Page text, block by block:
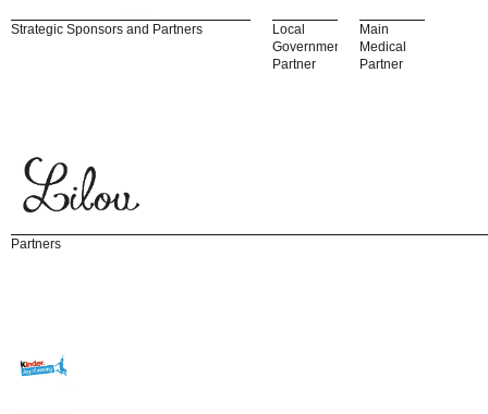
Strategic Sponsors and Partners
Local
Government
Partner
Main
Medical
Partner
Partners